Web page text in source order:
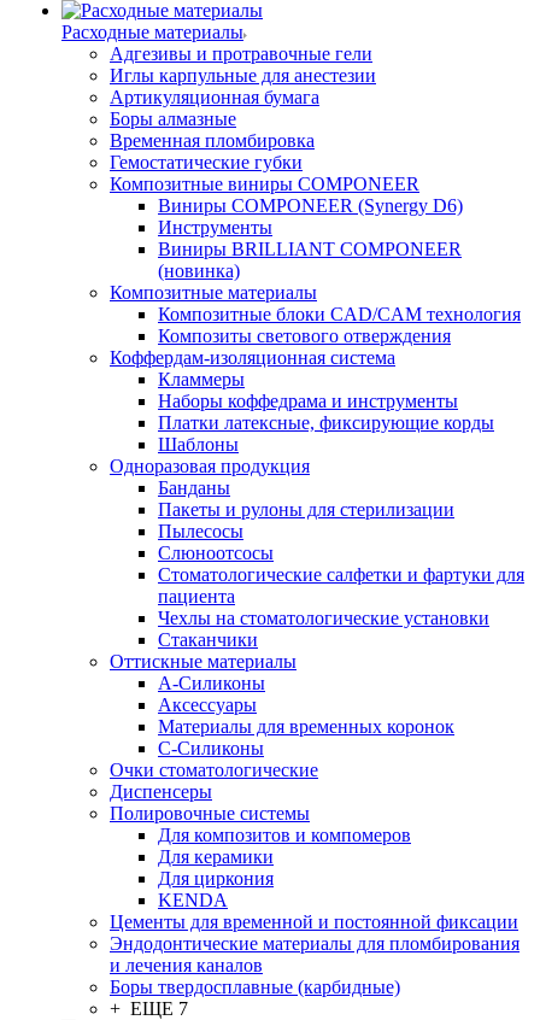
Расходные материалы
Адгезивы и протравочные гели
Иглы карпульные для анестезии
Артикуляционная бумага
Боры алмазные
Временная пломбировка
Гемостатические губки
Композитные виниры COMPONEER
Виниры COMPONEER (Synergy D6)
Инструменты
Виниры BRILLIANT COMPONEER
(новинка)
Композитные материалы
Композитные блоки CAD/СAM технология
Композиты светового отверждения
Коффердам-изоляционная система
Кламмеры
Наборы коффедрама и инструменты
Платки латексные, фиксирующие корды
Шаблоны
Одноразовая продукция
Банданы
Пакеты и рулоны для стерилизации
Пылесосы
Слюноотсосы
Стоматологические салфетки и фартуки для
пациента
Чехлы на стоматологические установки
Стаканчики
Оттискные материалы
А-Силиконы
Аксессуары
Материалы для временных коронок
С-Силиконы
Очки стоматологические
Диспенсеры
Полировочные системы
Для композитов и компомеров
Для керамики
Для циркония
KENDA
Цементы для временной и постоянной фиксации
Эндодонтические материалы для пломбирования
и лечения каналов
Боры твердосплавные (карбидные)
+ ЕЩЕ 7